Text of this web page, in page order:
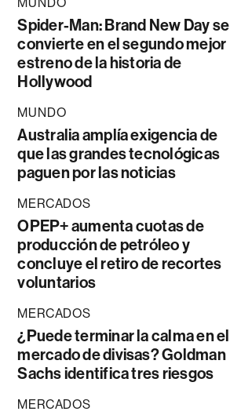
Spider-Man: Brand New Day se
convierte en el segundo mejor
estreno de la historia de
Hollywood
MUNDO
Australia amplía exigencia de
que las grandes tecnológicas
paguen por las noticias
MERCADOS
OPEP+ aumenta cuotas de
producción de petróleo y
concluye el retiro de recortes
voluntarios
MERCADOS
¿Puede terminar la calma en el
mercado de divisas? Goldman
Sachs identifica tres riesgos
MERCADOS